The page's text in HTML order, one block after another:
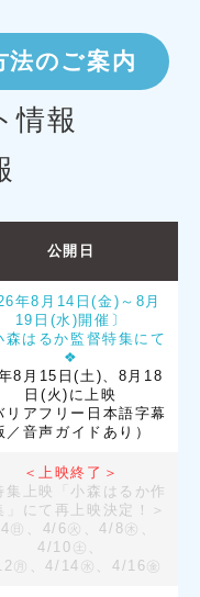
法のご案内
情報
公開日
26年8月14日(金)～8月
19日(水)開催〕
はるか監督特集にて
❖
8月15日(土)、8月18
日(火)に上映
リアフリー日本語字幕
／音声ガイドあり）
＜上映終了＞
集上映「小森はるか作
」にて再上映決定！＞
㊐、4/6㊋、4/8㊍、
4/10㊏、
㊊、4/14㊌、4/16㊎